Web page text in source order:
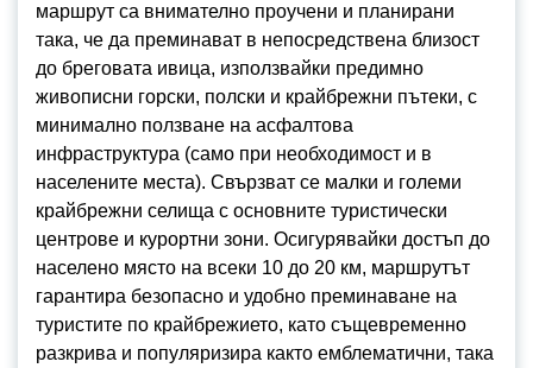
маршрут са внимателно проучени и планирани
така, че да преминават в непосредствена близост
до бреговата ивица, използвайки предимно
живописни горски, полски и крайбрежни пътеки, с
минимално ползване на асфалтова
инфраструктура (само при необходимост и в
населените места). Свързват се малки и големи
крайбрежни селища с основните туристически
центрове и курортни зони. Осигурявайки достъп до
населено място на всеки 10 до 20 км, маршрутът
гарантира безопасно и удобно преминаване на
туристите по крайбрежието, като същевременно
разкрива и популяризира както емблематични, така